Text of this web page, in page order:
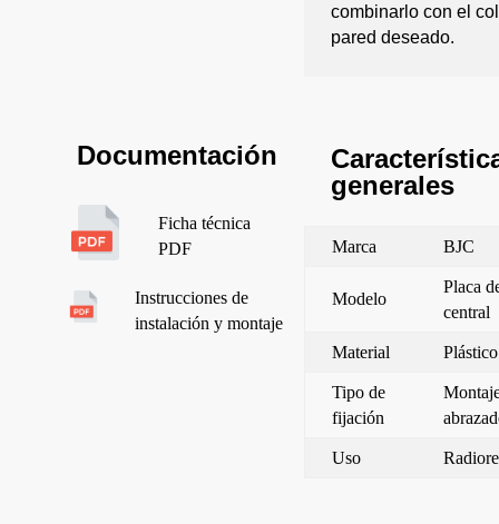
combinarlo con el
pared deseado.
Documentación
Ficha técnica
PDF
Instrucciones de
instalación y montaje
generales
Marca BJC
Modelo
Placa
central
Material Plástico
Tipo de
fijación
Uso